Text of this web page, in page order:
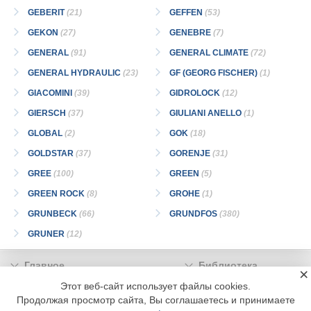
GEBERIT(21) GEFFEN (53)
GEKON (27) GENEBRE (7)
GENERAL (91) GENERAL CLIMATE (72)
GENERAL HYDRAULIC (23) GF (GEORG FISCHER) (1)
GIACOMINI (39) GIDROLOCK (12)
GIERSCH (37) GIULIANI ANELLO (1)
GLOBAL (2) GOK (18)
GOLDSTAR (37) GORENJE (31)
GREE (100) GREEN (5)
GREEN ROCK (8) GROHE (1)
GRUNBECK (66) GRUNDFOS (380)
GRUNER (12)
Главное
Библиотека
Подписка
Реклама
Информация
Этот веб-сайт использует файлы cookies.
Продолжая просмотр сайта, Вы соглашаетесь и принимаете
×